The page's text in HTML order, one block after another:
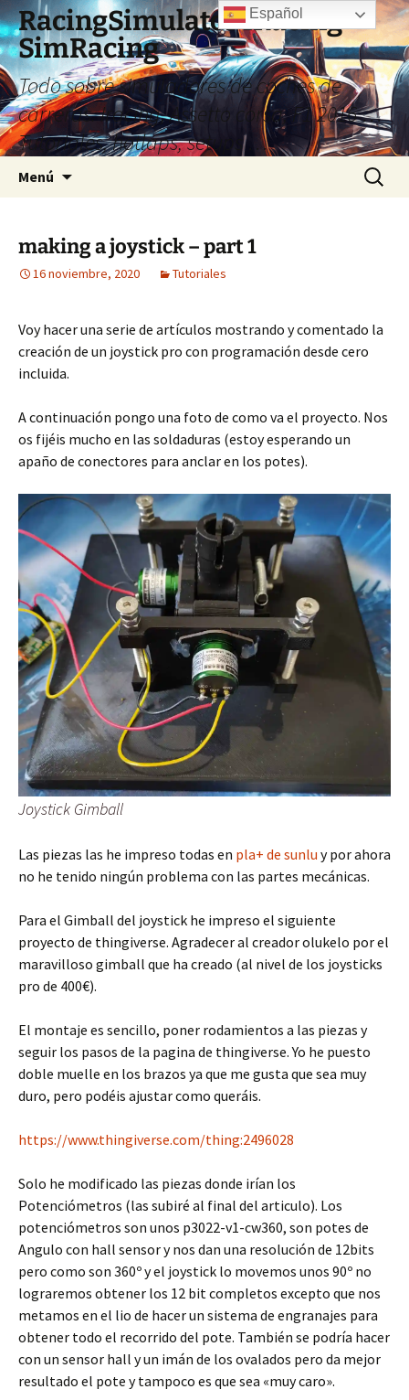
Saltar
al
contenido
RacingSimulator IRacing
SimRacing
Todo sobre simuladores de coches de
carreras. Iracing, Assetto corsa, F1 2016 …
Tutoriales, hotlaps, setups …
Menú Buscar:
making a joystick – part 1
16 noviembre, 2020 Tutoriales
Voy hacer una serie de artículos mostrando y comentado la
creación de un joystick pro con programación desde cero
incluida.
A continuación pongo una foto de como va el proyecto. Nos
os fijéis mucho en las soldaduras (estoy esperando un
apaño de conectores para anclar en los potes).
Joystick Gimball
Las piezas las he impreso todas en pla+ de sunlu y por ahora
no he tenido ningún problema con las partes mecánicas.
Para el Gimball del joystick he impreso el siguiente
proyecto de thingiverse. Agradecer al creador olukelo por el
maravilloso gimball que ha creado (al nivel de los joysticks
pro de 400€).
El montaje es sencillo, poner rodamientos a las piezas y
seguir los pasos de la pagina de thingiverse. Yo he puesto
doble muelle en los brazos ya que me gusta que sea muy
duro, pero podéis ajustar como queráis.
https://www.thingiverse.com/thing:2496028
Solo he modificado las piezas donde irían los
Potenciómetros (las subiré al final del articulo). Los
potenciómetros son unos p3022-v1-cw360, son potes de
Angulo con hall sensor y nos dan una resolución de 12bits
pero como son 360º y el joystick lo movemos unos 90º no
lograremos obtener los 12 bit completos excepto que nos
metamos en el lio de hacer un sistema de engranajes para
obtener todo el recorrido del pote. También se podría hacer
con un sensor hall y un imán de los ovalados pero da mejor
resultado el pote y tampoco es que sea «muy caro».
Español